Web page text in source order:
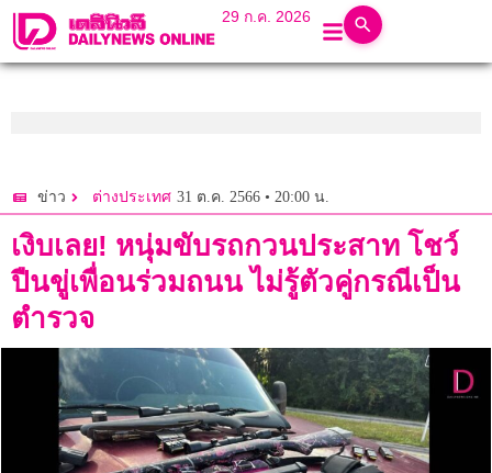
29 ก.ค. 2026
ข่าว ต่างประเทศ 31 ต.ค. 2566 • 20:00 น.
เงิบเลย! หนุ่มขับรถกวนประสาท โชว์
ปืนขู่เพื่อนร่วมถนน ไม่รู้ตัวคู่กรณีเป็น
ตำรวจ